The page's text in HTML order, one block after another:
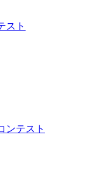
スト
ンテスト